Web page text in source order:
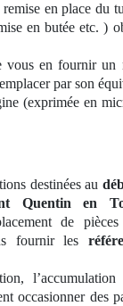
en place du
en butée etc. )
vous en fournir un
par son
(exprimée en
destinées au
Quentin en
de
fournir les
l’accumulation
occasionner des